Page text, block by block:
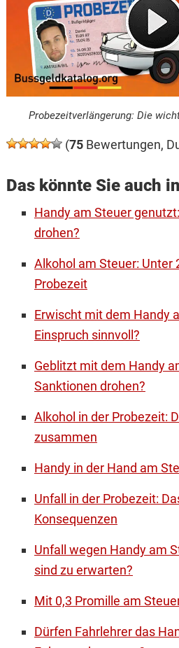
Probezeitverlängerung: Die
(75Bewertungen,
Das könnte Sie auch
Handy am Steuer
drohen?
Alkohol am Steuer: Unter
Probezeit
Erwischt mit dem Handy
Einspruch sinnvoll?
Geblitzt mit dem Handy
Sanktionen drohen?
Alkohol in der Probezeit:
zusammen
Handy in der Hand am
Unfall in der Probezeit:
Konsequenzen
Unfall wegen Handy am
sind zu erwarten?
Mit 0,3 Promille am
Dürfen Fahrlehrer das